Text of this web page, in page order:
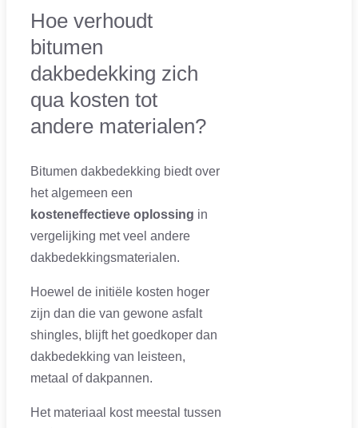
Hoe verhoudt
bitumen
dakbedekking zich
qua kosten tot
andere materialen?
Bitumen dakbedekking biedt over
het algemeen een
kosteneffectieve oplossing in
vergelijking met veel andere
dakbedekkingsmaterialen.
Hoewel de initiële kosten hoger
zijn dan die van gewone asfalt
shingles, blijft het goedkoper dan
dakbedekking van leisteen,
metaal of dakpannen.
Het materiaal kost meestal tussen